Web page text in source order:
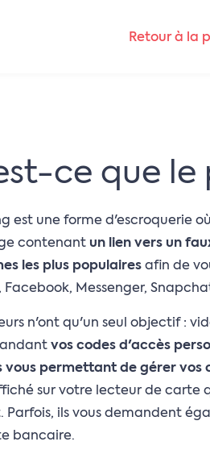
Retour à la
ce que le
est une forme d'escroquerie
contenant un lien vers un
les plus populaires afin de
Facebook, Messenger,
n'ont qu'un seul objectif :
vos codes d'accès
vous permettant de gérer vos
sur votre lecteur de carte
Parfois, ils vous demandent
bancaire.